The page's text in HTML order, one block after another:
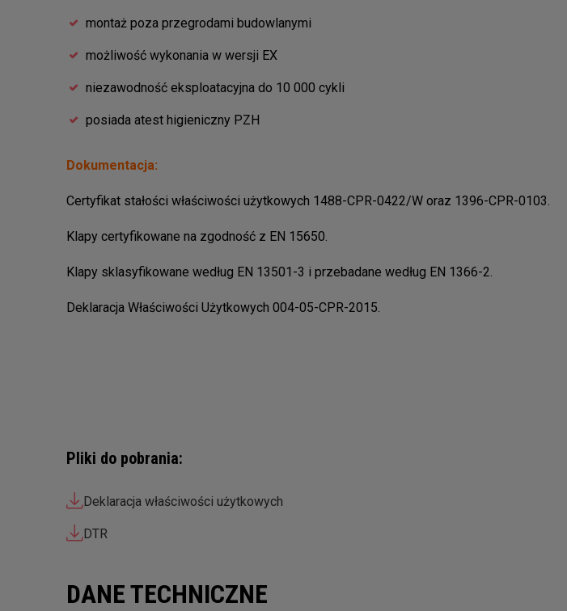
montaż poza przegrodami budowlanymi
możliwość wykonania w wersji EX
niezawodność eksploatacyjna do 10 000 cykli
posiada atest higieniczny PZH
Dokumentacja:
Certyfikat stałości właściwości użytkowych 1488-CPR-0422/W oraz 1396-CPR-0103.
Klapy certyfikowane na zgodność z EN 15650.
Klapy sklasyfikowane według EN 13501-3 i przebadane według EN 1366-2.
Deklaracja Właściwości Użytkowych 004-05-CPR-2015.
Pliki do pobrania:
Deklaracja właściwości użytkowych
DTR
DANE TECHNICZNE